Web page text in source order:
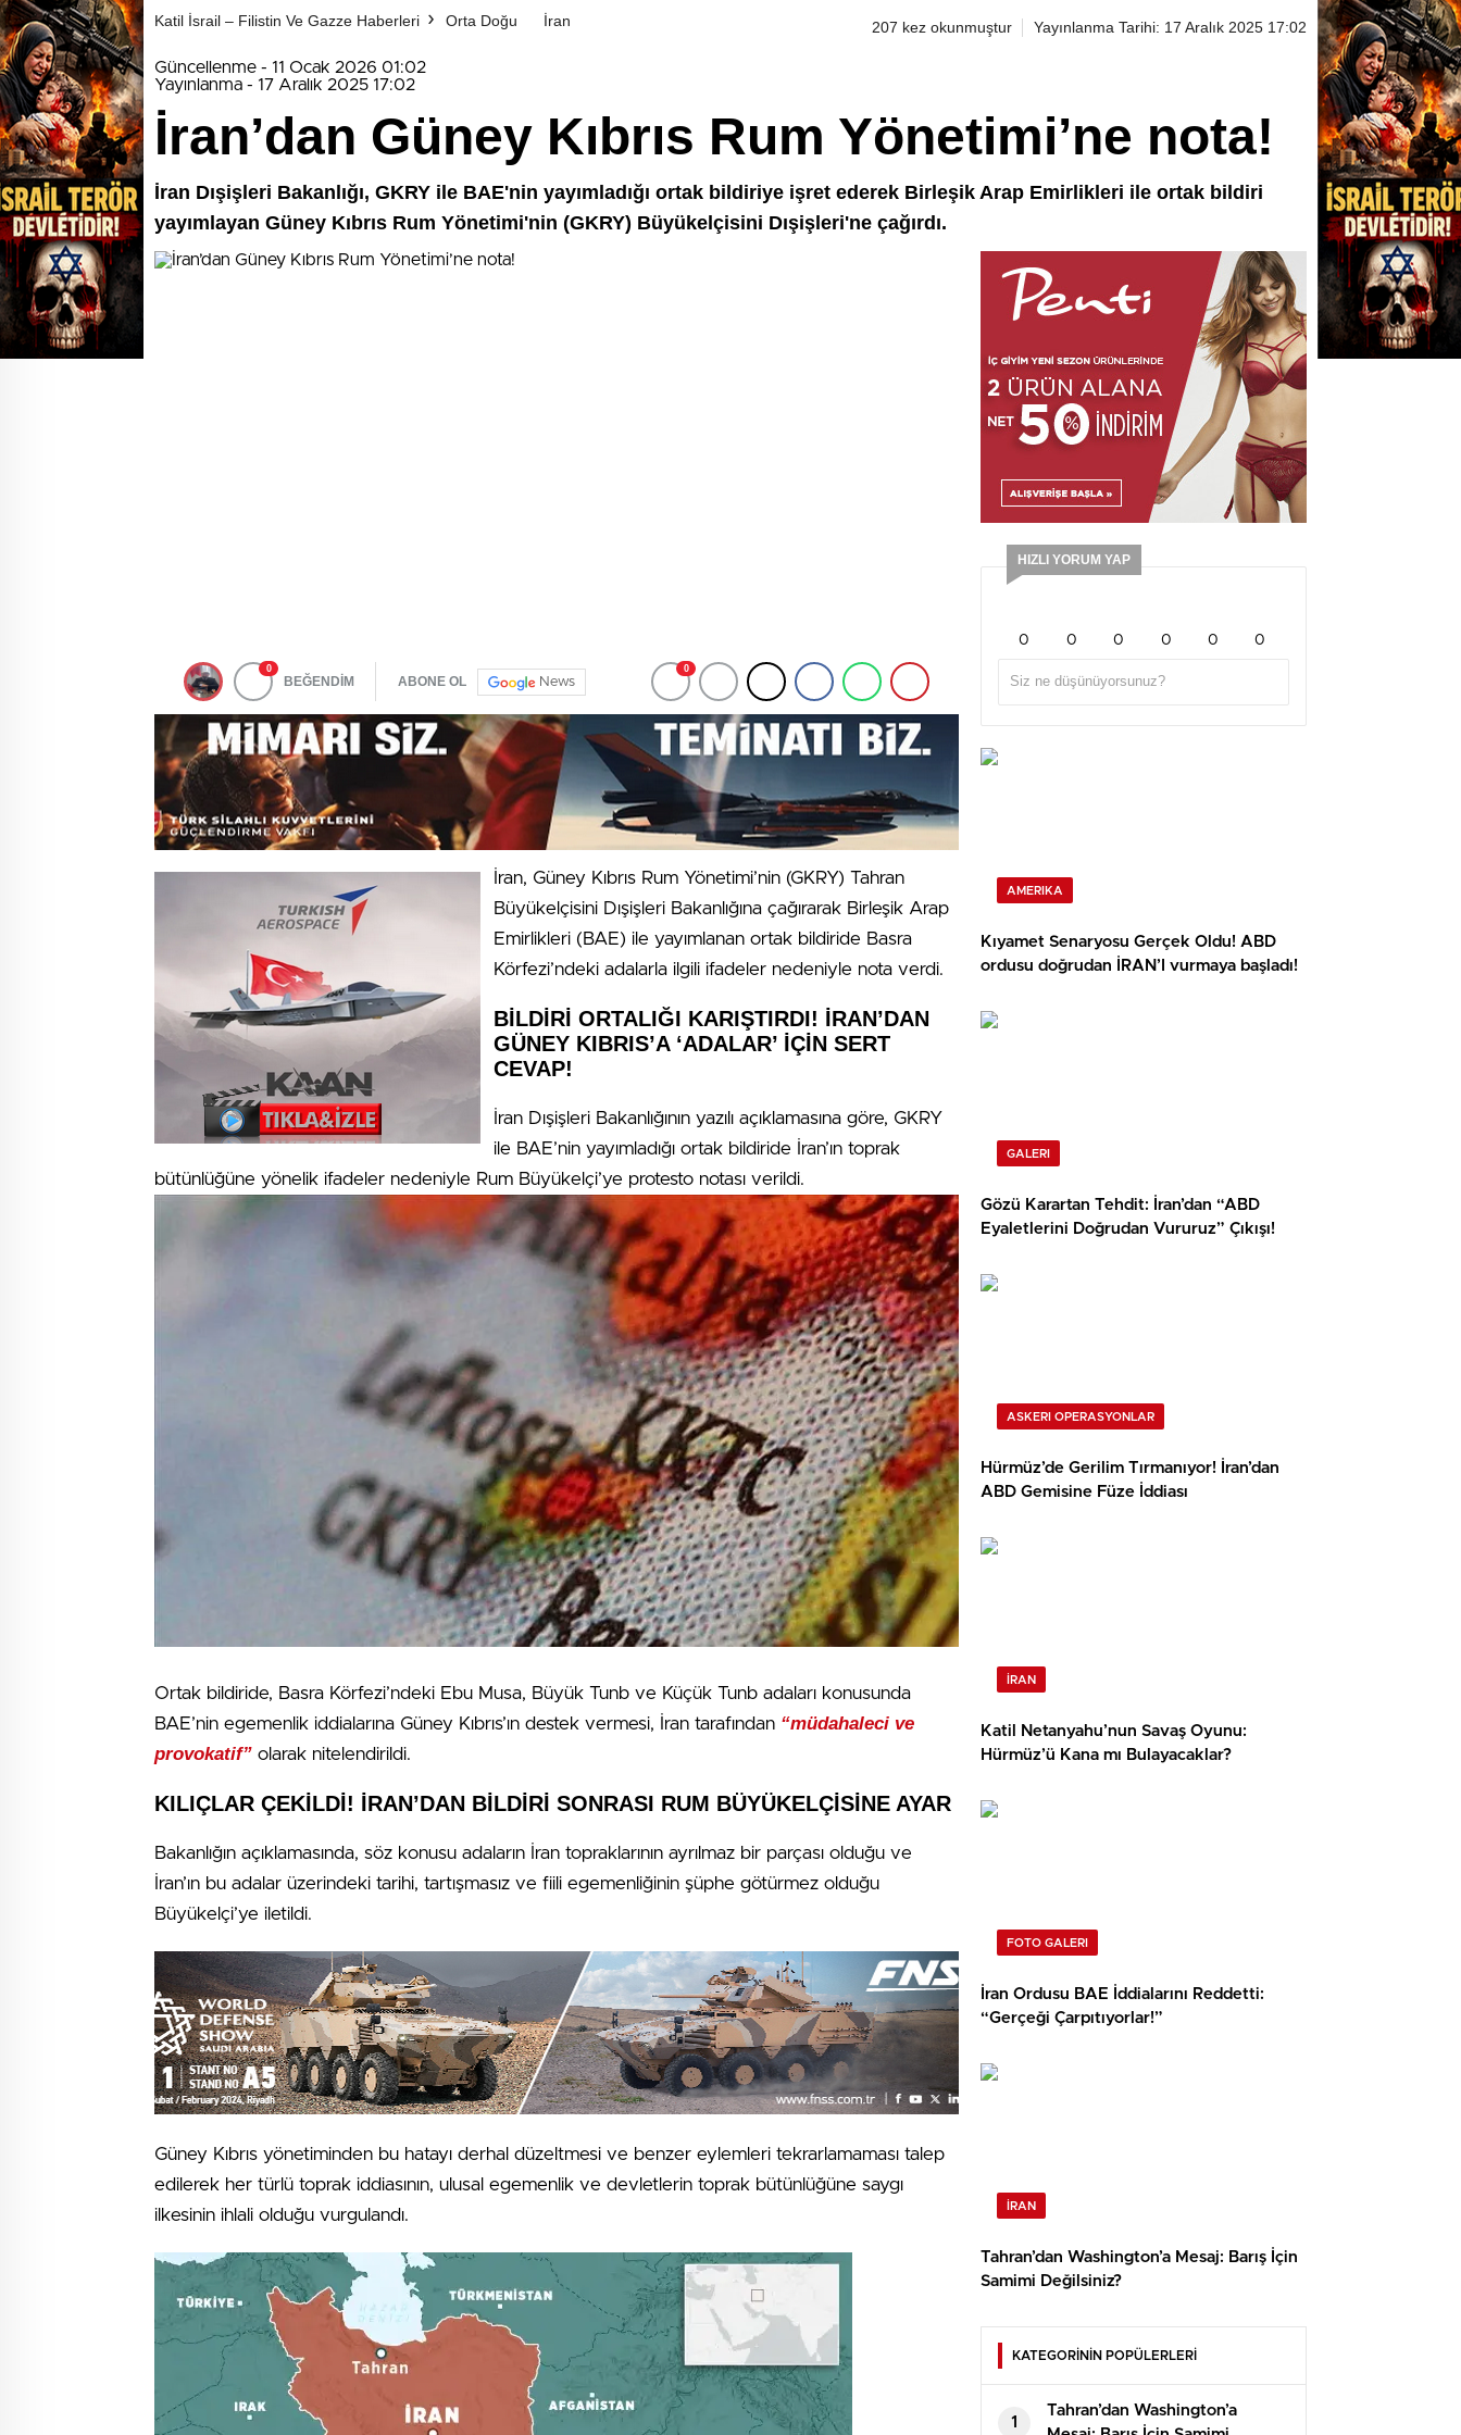
Katil İsrail – Filistin Ve Gazze Haberleri Orta Doğu İran 207 kez okunmuştur Yayınlanma Tarihi: 17 Aralık 2025 17:02
Güncellenme - 11 Ocak 2026 01:02
Yayınlanma - 17 Aralık 2025 17:02
İran’dan Güney Kıbrıs Rum Yönetimi’ne nota!
İran Dışişleri Bakanlığı, GKRY ile BAE'nin yayımladığı ortak bildiriye işret ederek Birleşik Arap Emirlikleri ile ortak bildiri
yayımlayan Güney Kıbrıs Rum Yönetimi'nin (GKRY) Büyükelçisini Dışişleri'ne çağırdı.
0
BEĞENDİM ABONE OL News
0
İran, Güney Kıbrıs Rum Yönetimi’nin (GKRY) Tahran
Büyükelçisini Dışişleri Bakanlığına çağırarak Birleşik Arap
Emirlikleri (BAE) ile yayımlanan ortak bildiride Basra
Körfezi’ndeki adalarla ilgili ifadeler nedeniyle nota verdi.
çeşme
escort
çeşme
escort
escort
BİLDİRİ ORTALIĞI KARIŞTIRDI! İRAN’DAN
GÜNEY KIBRIS’A ‘ADALAR’ İÇİN SERT
CEVAP!
İran Dışişleri Bakanlığının yazılı açıklamasına göre, GKRY
ile BAE’nin yayımladığı ortak bildiride İran’ın toprak
bütünlüğüne yönelik ifadeler nedeniyle Rum Büyükelçi’ye protesto notası verildi.
Ortak bildiride, Basra Körfezi’ndeki Ebu Musa, Büyük Tunb ve Küçük Tunb adaları konusunda
BAE’nin egemenlik iddialarına Güney Kıbrıs’ın destek vermesi, İran tarafından “müdahaleci ve
provokatif” olarak nitelendirildi.
KILIÇLAR ÇEKİLDİ! İRAN’DAN BİLDİRİ SONRASI RUM BÜYÜKELÇİSİNE AYAR
Bakanlığın açıklamasında, söz konusu adaların İran topraklarının ayrılmaz bir parçası olduğu ve
İran’ın bu adalar üzerindeki tarihi, tartışmasız ve fiili egemenliğinin şüphe götürmez olduğu
Büyükelçi’ye iletildi.
Güney Kıbrıs yönetiminden bu hatayı derhal düzeltmesi ve benzer eylemleri tekrarlamaması talep
edilerek her türlü toprak iddiasının, ulusal egemenlik ve devletlerin toprak bütünlüğüne saygı
ilkesinin ihlali olduğu vurgulandı.
HIZLI YORUM YAP
0 0 0 0 0 0
AMERIKA
Kıyamet Senaryosu Gerçek Oldu! ABD
ordusu doğrudan İRAN’I vurmaya başladı!
GALERI
Gözü Karartan Tehdit: İran’dan “ABD
Eyaletlerini Doğrudan Vururuz” Çıkışı!
ASKERI OPERASYONLAR
Hürmüz’de Gerilim Tırmanıyor! İran’dan
ABD Gemisine Füze İddiası
İRAN
Katil Netanyahu’nun Savaş Oyunu:
Hürmüz’ü Kana mı Bulayacaklar?
FOTO GALERI
İran Ordusu BAE İddialarını Reddetti:
“Gerçeği Çarpıtıyorlar!”
İRAN
Tahran’dan Washington’a Mesaj: Barış İçin
Samimi Değilsiniz?
KATEGORİNİN POPÜLERLERİ
1
Tahran’dan Washington’a